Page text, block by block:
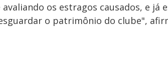
os estragos causados, e já
o patrimônio do clube",